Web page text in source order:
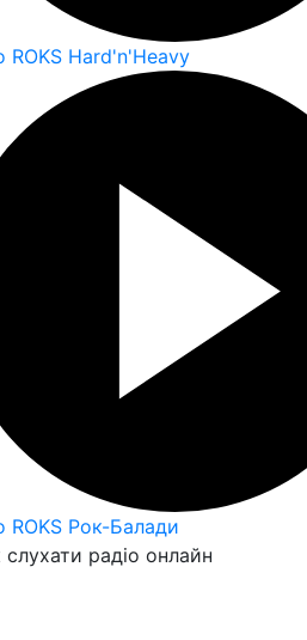
ROKS Hard'n'Heavy
ROKS Рок-Балади
слухати радіо онлайн